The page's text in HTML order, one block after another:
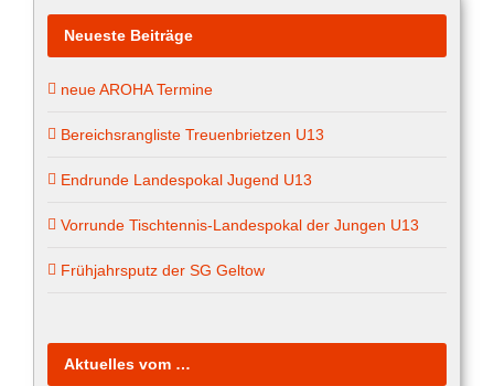
Neueste Beiträge
neue AROHA Termine
Bereichsrangliste Treuenbrietzen U13
Endrunde Landespokal Jugend U13
Vorrunde Tischtennis-Landespokal der Jungen U13
Frühjahrsputz der SG Geltow
Aktuelles vom …